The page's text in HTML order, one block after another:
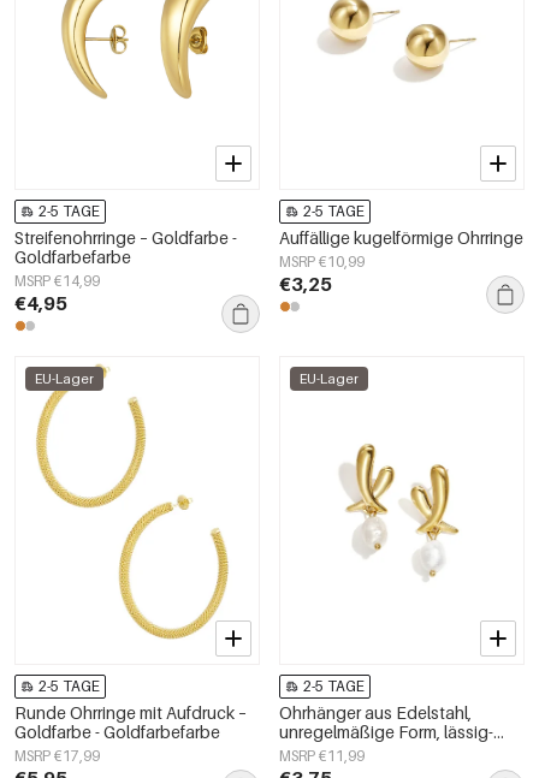
2-5 TAGE
Streifenohrringe – Goldfarbe -
Goldfarbefarbe
MSRP €14,99
€4,95
2-5 TAGE
Auffällige kugelförmige Ohrringe
MSRP €10,99
€3,25
EU-Lager
2-5 TAGE
Runde Ohrringe mit Aufdruck –
Goldfarbe - Goldfarbefarbe
MSRP €17,99
EU-Lager
2-5 TAGE
Ohrhänger aus Edelstahl,
unregelmäßige Form, lässig-
schlichte Serie, Damenschmuck
MSRP €11,99